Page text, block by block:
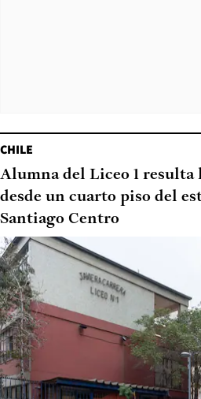
CHILE
Alumna del Liceo 1 resulta
desde un cuarto piso del
Santiago Centro